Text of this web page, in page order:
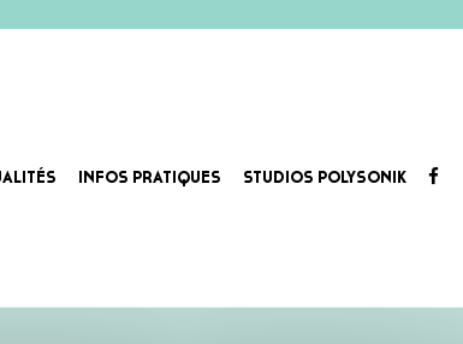
INFOS PRATIQUES STUDIOS POLYSONIK